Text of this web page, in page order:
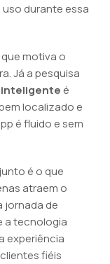
durante essa
motiva o
Já a pesquisa
inteligente é
localizado e
é fluido e sem
é o que
atraem o
jornada de
a tecnologia
experiência
fiéis